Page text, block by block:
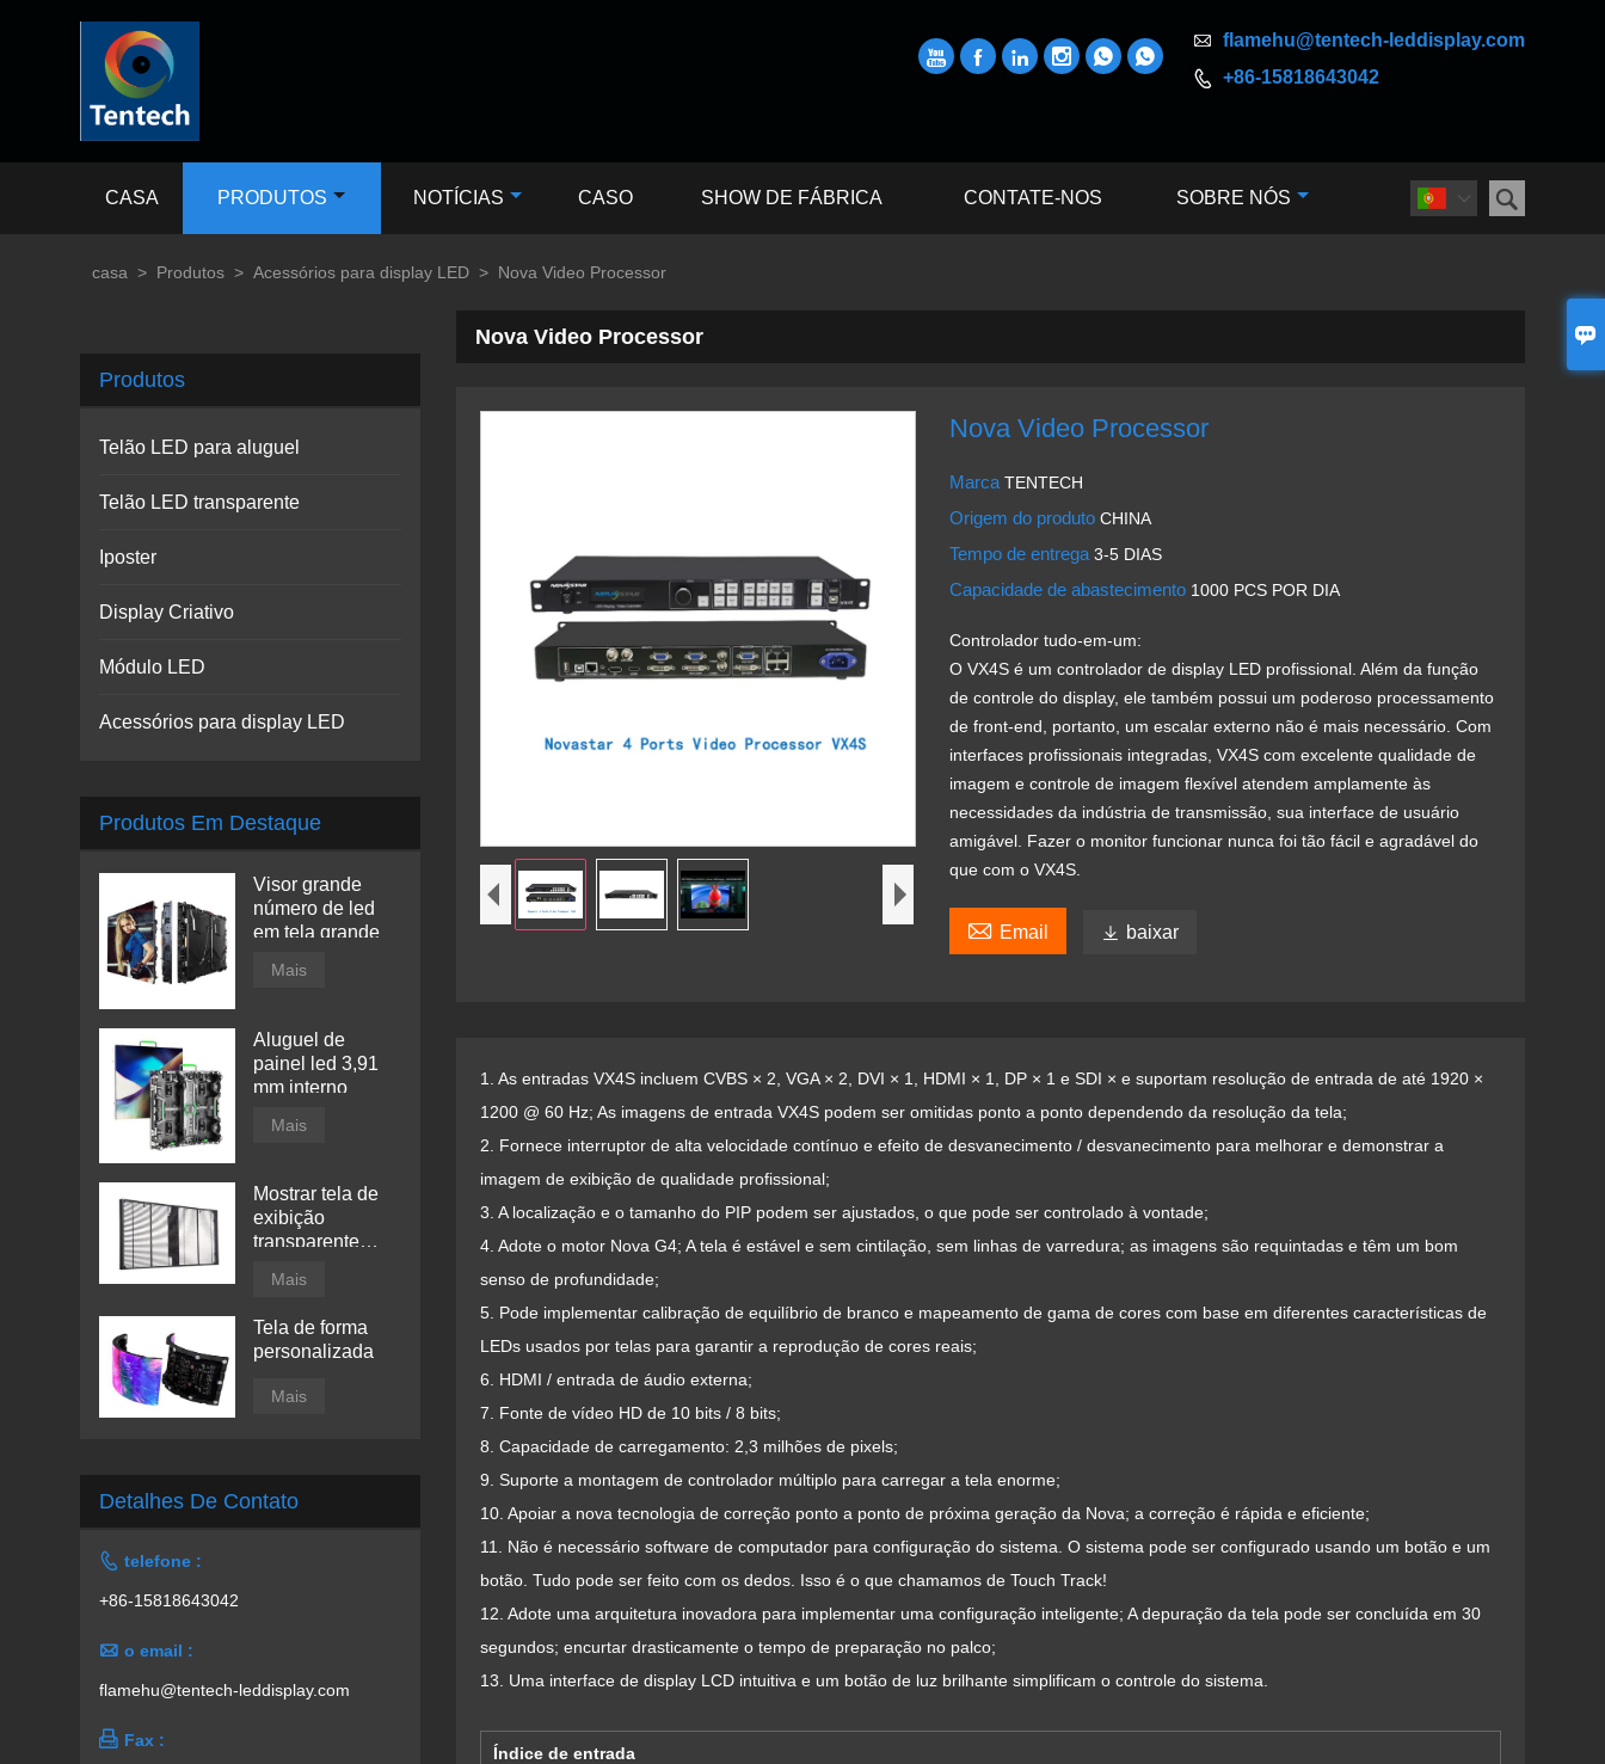

 flamehu@tentech-leddisplay.com
 +86-15818643042
     
 
CASA PRODUTOS NOTÍCIAS CASO SHOW DE FÁBRICA CONTATE-NOS SOBRE NÓS
casa > Produtos > Acessórios para display LED > Nova Video Processor
Nova Video Processor
Nova Video Processor
MarcaTENTECH
Origem do produtoCHINA
Tempo de entrega3-5 DIAS
Capacidade de abastecimento 1000 PCS POR DIA
Controlador tudo-em-um:
O VX4S é um controlador de display LED profissional. Além da função
de controle do display, ele também possui um poderoso processamento
de front-end, portanto, um escalar externo não é mais necessário. Com
interfaces profissionais integradas, VX4S com excelente qualidade de
imagem e controle de imagem flexível atendem amplamente às
necessidades da indústria de transmissão, sua interface de usuário
amigável. Fazer o monitor funcionar nunca foi tão fácil e agradável do
que com o VX4S.
 Email  baixar
1. As entradas VX4S incluem CVBS × 2, VGA × 2, DVI × 1, HDMI × 1, DP × 1 e SDI × e suportam resolução de entrada de até 1920 ×
1200 @ 60 Hz; As imagens de entrada VX4S podem ser omitidas ponto a ponto dependendo da resolução da tela;
2. Fornece interruptor de alta velocidade contínuo e efeito de desvanecimento / desvanecimento para melhorar e demonstrar a
imagem de exibição de qualidade profissional;
3. A localização e o tamanho do PIP podem ser ajustados, o que pode ser controlado à vontade;
4. Adote o motor Nova G4; A tela é estável e sem cintilação, sem linhas de varredura; as imagens são requintadas e têm um bom
senso de profundidade;
5. Pode implementar calibração de equilíbrio de branco e mapeamento de gama de cores com base em diferentes características de
LEDs usados ​​por telas para garantir a reprodução de cores reais;
6. HDMI / entrada de áudio externa;
7. Fonte de vídeo HD de 10 bits / 8 bits;
8. Capacidade de carregamento: 2,3 milhões de pixels;
9. Suporte a montagem de controlador múltiplo para carregar a tela enorme;
10. Apoiar a nova tecnologia de correção ponto a ponto de próxima geração da Nova; a correção é rápida e eficiente;
11. Não é necessário software de computador para configuração do sistema. O sistema pode ser configurado usando um botão e um
botão. Tudo pode ser feito com os dedos. Isso é o que chamamos de Touch Track!
12. Adote uma arquitetura inovadora para implementar uma configuração inteligente; A depuração da tela pode ser concluída em 30
segundos; encurtar drasticamente o tempo de preparação no palco;
13. Uma interface de display LCD intuitiva e um botão de luz brilhante simplificam o controle do sistema.
Índice de entrada
Produtos
Telão LED para aluguel
Telão LED transparente
Iposter
Display Criativo
Módulo LED
Acessórios para display LED
Produtos Em Destaque
Visor grande
número de led
em tela grande
Mais
Aluguel de
painel led 3,91
mm interno
Mais
Mostrar tela de
exibição
transparente
janela
Mais
Tela de forma
personalizada
Mais
Detalhes De Contato
 telefone :
+86-15818643042
 o email :
flamehu@tentech-leddisplay.com
 Fax :